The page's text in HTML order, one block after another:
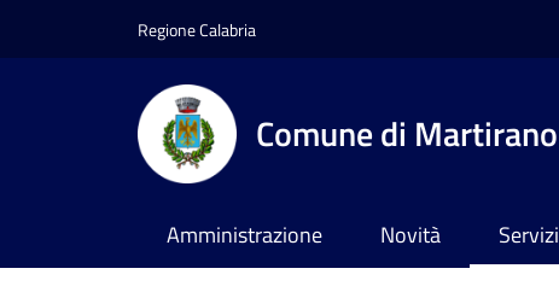
Regione Calabria
Comune di Martirano
Amministrazione Novità Servizi